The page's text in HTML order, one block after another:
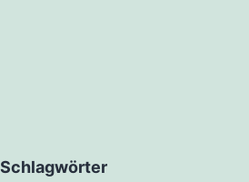
Schlagwörter